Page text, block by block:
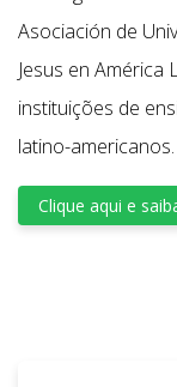
Asociación de
Jesus en América
instituições de
latino-americanos.
Clique aqui e